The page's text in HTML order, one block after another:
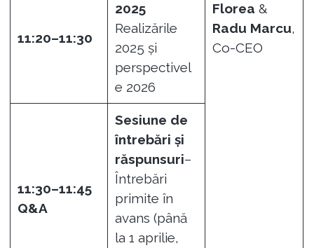
Florea &
Radu Marcu,
Co-CEO
11:20–11:30
2025
Realizările
2025 și
perspectivel
e 2026
11:30–11:45
Q&A
Sesiune de
întrebări și
răspunsuri–
Întrebări
primite în
avans (până
la 1 aprilie,